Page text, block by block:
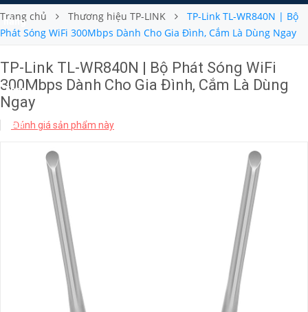
hàng
Thanh
toán
Trang chủ Thương hiệu TP-LINK
TP-Link TL-WR840N | Bộ
Phát Sóng WiFi 300Mbps Dành Cho Gia Đình, Cắm Là Dùng Ngay
TP-Link TL-WR840N | Bộ Phát Sóng WiFi
300Mbps Dành Cho Gia Đình, Cắm Là Dùng
Ngay
Đánh giá sản phẩm này